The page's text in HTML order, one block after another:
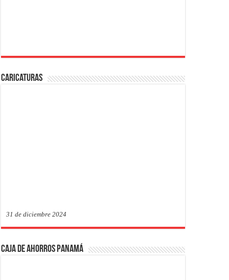
Caricaturas
31 de diciembre 2024
Caja de Ahorros Panamá